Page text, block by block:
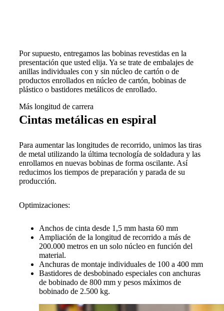
Por supuesto, entregamos las bobinas revestidas en la
presentación que usted elija. Ya se trate de embalajes de
anillas individuales con y sin núcleo de cartón o de
productos enrollados en núcleo de cartón, bobinas de
plástico o bastidores metálicos de enrollado.
Cintas metálicas en espiral
Más longitud de carrera
Para aumentar las longitudes de recorrido, unimos las tiras
de metal utilizando la última tecnología de soldadura y las
enrollamos en nuevas bobinas de forma oscilante. Así
reducimos los tiempos de preparación y parada de su
producción.
Optimizaciones:
Anchos de cinta desde 1,5 mm hasta 60 mm
Ampliación de la longitud de recorrido a más de
200.000 metros en un solo núcleo en función del
material.
Anchuras de montaje individuales de 100 a 400 mm
Bastidores de desbobinado especiales con anchuras
de bobinado de 800 mm y pesos máximos de
bobinado de 2.500 kg.